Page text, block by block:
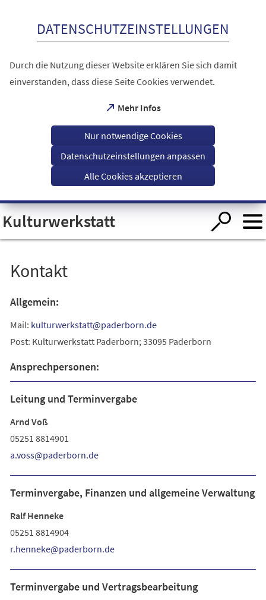
Visuelle
Assistenzsoftware
öffnen.
DATENSCHUTZEINSTELLUNGEN
Durch die Nutzung dieser Website erklären Sie sich damit
einverstanden, dass diese Seite Cookies verwendet.
Mehr Infos
(Öffnet
einem
Tab)
Nur notwendige Cookies
Datenschutzeinstellungen anpassen
Alle Cookies akzeptieren
Kulturwerkstatt
Kontakt
Allgemein:
Mail: kulturwerkstatt paderborn de
Post: Kulturwerkstatt Paderborn; 33095 Paderborn
Ansprechpersonen:
Leitung und Terminvergabe
Arnd Voß
05251 8814901
a.voss
paderborn de
Terminvergabe, Finanzen und allgemeine Verwaltung
Ralf Henneke
05251 8814904
r.henneke
paderborn de
Terminvergabe und Vertragsbearbeitung